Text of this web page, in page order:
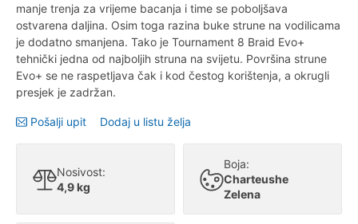
manje trenja za vrijeme bacanja i time se poboljšava
ostvarena daljina. Osim toga razina buke strune na vodilicama
je dodatno smanjena. Tako je Tournament 8 Braid Evo+
tehnički jedna od najboljih struna na svijetu. Površina strune
Evo+ se ne raspetljava čak i kod čestog korištenja, a okrugli
presjek je zadržan.
Pošalji upit Dodaj u listu želja
Nosivost:
4,9 kg
Boja:
Charteushe
Zelena